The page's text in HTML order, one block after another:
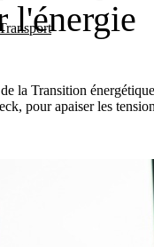
l'énergie
la Transition
pour apaiser les